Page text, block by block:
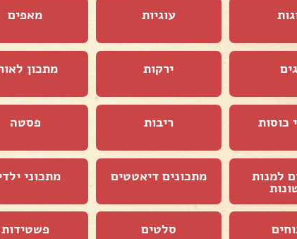
עוגיות מאפים
ירקות מתכון
כוסות ריבות פסטה
למנות מתכונים דיאטטים מתכוני
סלטים פשטידות